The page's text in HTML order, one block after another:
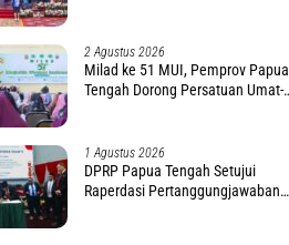
2 Agustus 2026
Milad ke 51 MUI, Pemprov Papua
Tengah Dorong Persatuan Umat-
1 Agustus 2026
DPRP Papua Tengah Setujui
Raperdasi Pertanggungjawaban